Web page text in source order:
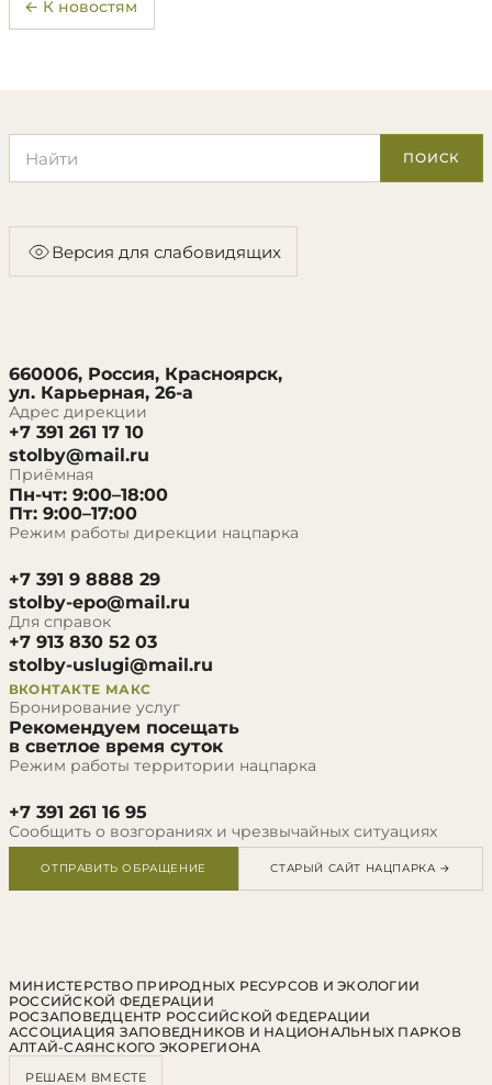
← К новостям
ПОИСК
Версия для слабовидящих
660006, Россия, Красноярск,
ул. Карьерная, 26-а
Адрес дирекции
+7 391 261 17 10
stolby@mail.ru
Приёмная
Пн-чт: 9:00–18:00
Пт: 9:00–17:00
Режим работы дирекции нацпарка
+7 391 9 8888 29
stolby-epo@mail.ru
Для справок
+7 913 830 52 03
stolby-uslugi@mail.ru
ВКОНТАКТЕ МАКС
Бронирование услуг
Рекомендуем посещать
в светлое время суток
Режим работы территории нацпарка
+7 391 261 16 95
Сообщить о возгораниях и чрезвычайных ситуациях
ОТПРАВИТЬ ОБРАЩЕНИЕ СТАРЫЙ САЙТ НАЦПАРКА →
МИНИСТЕРСТВО ПРИРОДНЫХ РЕСУРСОВ И ЭКОЛОГИИ
РОССИЙСКОЙ ФЕДЕРАЦИИ
РОСЗАПОВЕДЦЕНТР РОССИЙСКОЙ ФЕДЕРАЦИИ
АССОЦИАЦИЯ ЗАПОВЕДНИКОВ И НАЦИОНАЛЬНЫХ ПАРКОВ
АЛТАЙ-САЯНСКОГО ЭКОРЕГИОНА
РЕШАЕМ ВМЕСТЕ